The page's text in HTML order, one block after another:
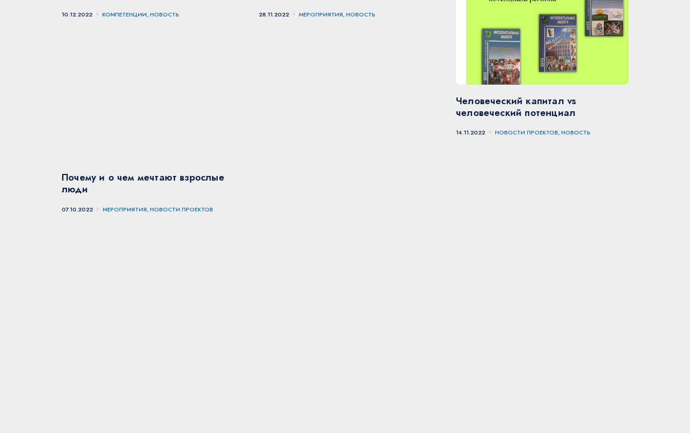
10.12.2022 КОМПЕТЕНЦИИ, НОВОСТЬ 28.11.2022 МЕРОПРИЯТИЯ, НОВОСТЬ
Человеческий капитал vs
человеческий потенциал
14.11.2022 НОВОСТИ ПРОЕКТОВ, НОВОСТЬ
Почему и о чем мечтают взрослые
люди
07.10.2022 МЕРОПРИЯТИЯ, НОВОСТИ ПРОЕКТОВ